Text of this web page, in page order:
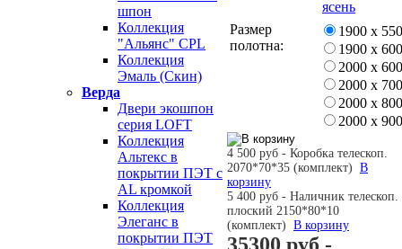
шпон
Коллекция
"Альянс" CPL
Коллекция
Эмаль (Скин)
Верда
Двери экошпон
серия LOFT
Коллекция
Альтекс в
покрытии ПЭТ с
AL кромкой
Коллекция
Элеганс в
покрытии ПЭТ
Размер
полотна:
1900 х 550
1900 х 600
2000 х 600
2000 х 700
2000 х 800
2000 х 900
4 500 руб - Коробка телескоп.
2070*70*35 (комплект) В
корзину
5 400 руб - Наличник телескоп.
плоский 2150*80*10
(комплект) В корзину
35300 руб -